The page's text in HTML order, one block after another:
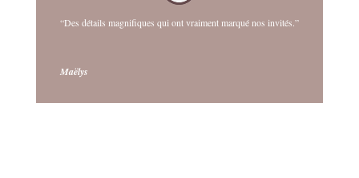
“Des détails magnifiques qui ont vraiment marqué nos invités.”
Maëlys